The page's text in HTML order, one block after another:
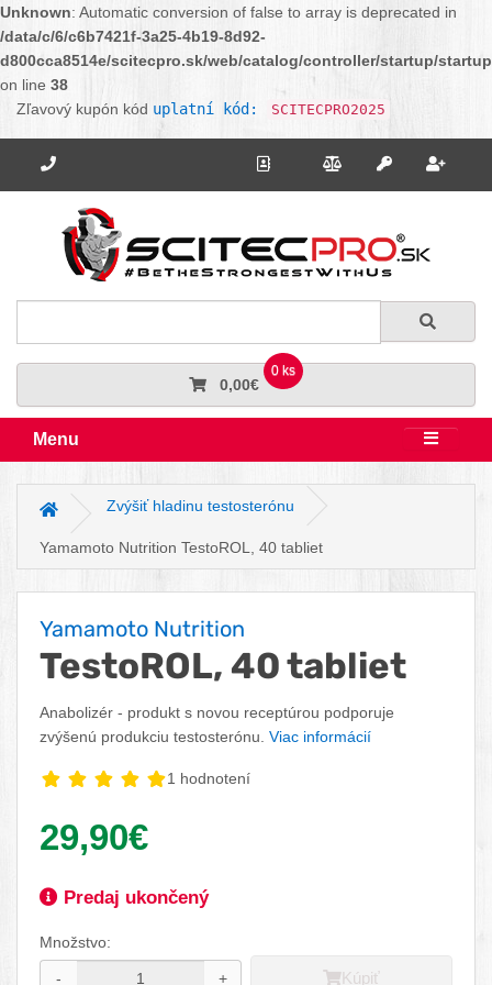
Unknown: Automatic conversion of false to array is deprecated in
/data/c/6/c6b7421f-3a25-4b19-8d92-
d800cca8514e/scitecpro.sk/web/catalog/controller/startup/
on line 38
Zľavový kupón kód uplatní kód: SCITECPRO2025
Potrebujete poradiť? Zavolajte nám. Kontakt Porovnanie
Prihlásiť sa
0 ks
0,00€
Menu
Hlavná stránkaZvýšiť hladinu testosterónu
Yamamoto Nutrition TestoROL, 40 tabliet
Yamamoto Nutrition
TestoROL, 40 tabliet
Anabolizér - produkt s novou receptúrou podporuje
zvýšenú produkciu testosterónu. Viac informácií
1 hodnotení
29,90€
Dostupnosť:
Predaj ukončený
Množstvo:
- + Kúpiť